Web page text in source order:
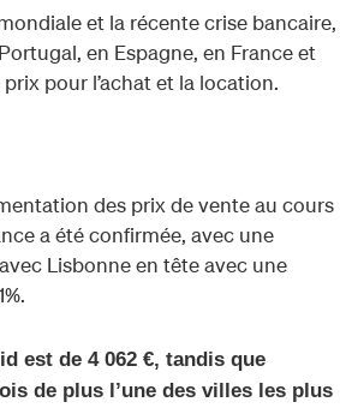
et la récente crise bancaire,
en Espagne, en France et
pour l’achat et la location.
des prix de vente au cours
a été confirmée, avec une
Lisbonne en tête avec une
est de 4 062 €, tandis que
de plus l’une des villes les plus